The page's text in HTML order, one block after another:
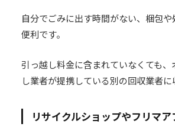
自分でごみに出す時間がない、梱包
便利です。
引っ越し料金に含まれていなくても
し業者が提携している別の回収業者
リサイクルショップやフリマ